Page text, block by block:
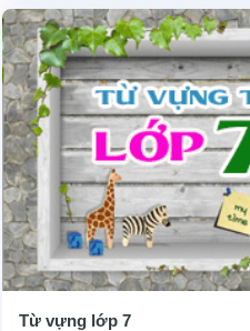
Từ vựng lớp 7